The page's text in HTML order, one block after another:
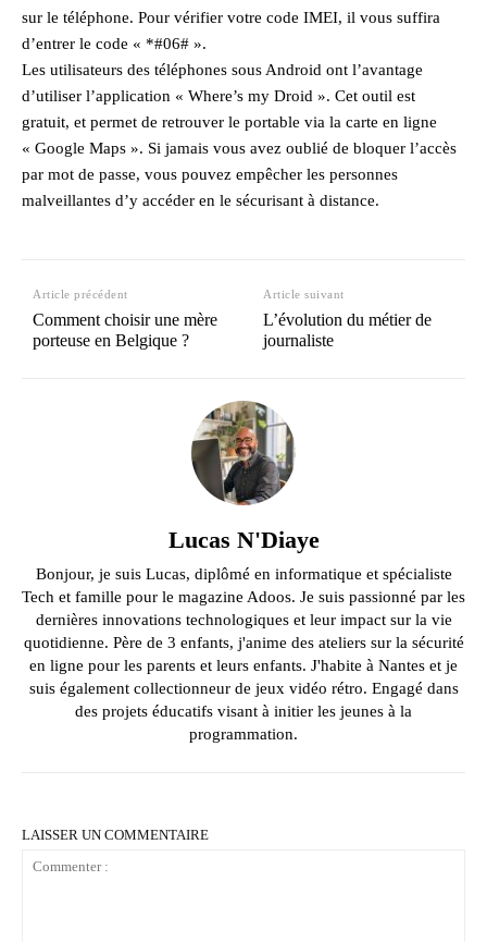
sur le téléphone. Pour vérifier votre code IMEI, il vous suffira
d’entrer le code « *#06# ».
Les utilisateurs des téléphones sous Android ont l’avantage
d’utiliser l’application « Where’s my Droid ». Cet outil est
gratuit, et permet de retrouver le portable via la carte en ligne
« Google Maps ». Si jamais vous avez oublié de bloquer l’accès
par mot de passe, vous pouvez empêcher les personnes
malveillantes d’y accéder en le sécurisant à distance.
Article précédent
Comment choisir une mère
porteuse en Belgique ?
Article suivant
L’évolution du métier de
journaliste
Lucas N'Diaye
Bonjour, je suis Lucas, diplômé en informatique et spécialiste
Tech et famille pour le magazine Adoos. Je suis passionné par les
dernières innovations technologiques et leur impact sur la vie
quotidienne. Père de 3 enfants, j'anime des ateliers sur la sécurité
en ligne pour les parents et leurs enfants. J'habite à Nantes et je
suis également collectionneur de jeux vidéo rétro. Engagé dans
des projets éducatifs visant à initier les jeunes à la
programmation.
LAISSER UN COMMENTAIRE